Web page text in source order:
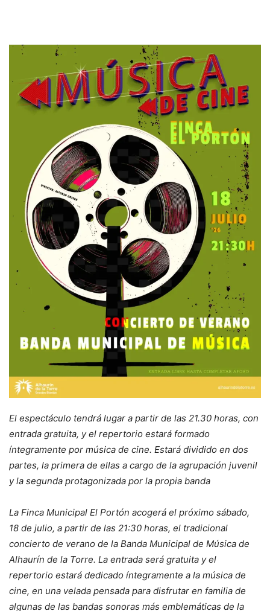
El espectáculo tendrá lugar a partir de las 21.30 horas, con
entrada gratuita, y el repertorio estará formado
íntegramente por música de cine. Estará dividido en dos
partes, la primera de ellas a cargo de la agrupación juvenil
y la segunda protagonizada por la propia banda
La Finca Municipal El Portón acogerá el próximo sábado,
18 de julio, a partir de las 21:30 horas, el tradicional
concierto de verano de la Banda Municipal de Música de
Alhaurín de la Torre. La entrada será gratuita y el
repertorio estará dedicado íntegramente a la música de
cine, en una velada pensada para disfrutar en familia de
algunas de las bandas sonoras más emblemáticas de la